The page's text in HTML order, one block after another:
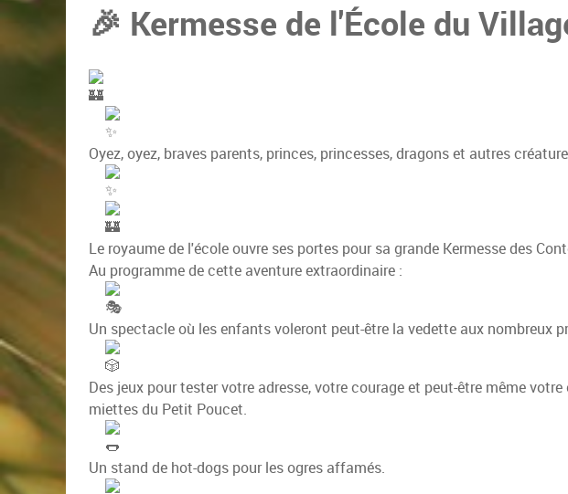
🎉 Kermesse de l'École du
Oyez, oyez, braves parents, princes, princesses, dragons et autres
Le royaume de l'école ouvre ses portes pour sa grande Kermesse des
Au programme de cette aventure extraordinaire :
Un spectacle où les enfants voleront peut-être la vedette aux nombreux
Des jeux pour tester votre adresse, votre courage et peut-être même
miettes du Petit Poucet.
Un stand de hot-dogs pour les ogres affamés.